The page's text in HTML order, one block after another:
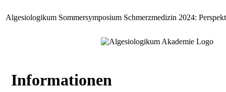
Algesiologikum Sommersymposium Schmerzmedizin 2024:
Informationen